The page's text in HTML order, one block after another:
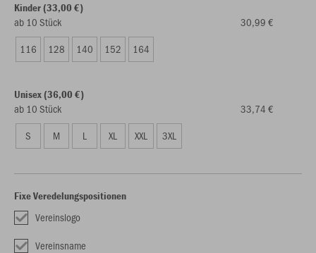
Kinder (33,00 €)
ab 10 Stück
30,99 €
116
128 140 152 164
Unisex (36,00 €)
ab 10 Stück
33,74 €
S
M L XL XXL 3XL
Fixe Veredelungspositionen
Vereinslogo
Vereinsname